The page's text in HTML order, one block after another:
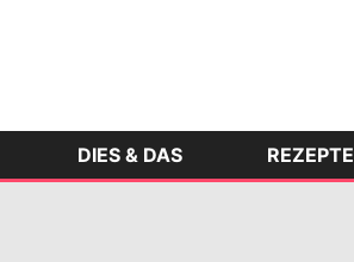
DIES & DAS REZEPTE